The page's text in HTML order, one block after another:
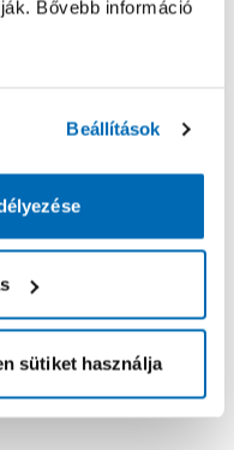
Bővebb információ
Beállítások
sütiket használja